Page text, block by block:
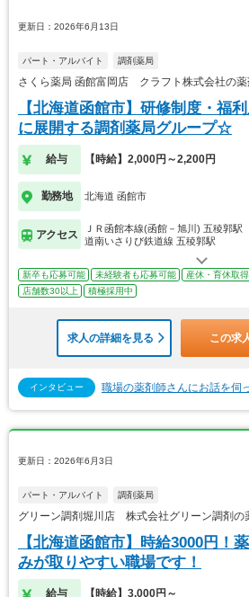
更新日：2026年6月13日
パート・アルバイト 調剤薬局
さくら薬局 函館富岡店 クラフト株式会社の薬
【北海道函館市】研修制度・福
に展開する調剤薬局グループ☆
給与 【時給】2,000円～2,200円
勤務地 北海道 函館市
アクセス
ＪＲ函館本線(函館－旭川) 五稜郭駅
道南いさりび鉄道線 五稜郭駅
新卒も応募可能 未経験者も応募可能 産休・育休取
店舗数30以上
積極採用中
求人の詳細を見る この求
インタビュー 職場の薬剤師さんにお話を伺
更新日：2026年6月3日
パート・アルバイト 調剤薬局
グリーン調剤堀川店 株式会社グリーン調剤の
【北海道函館市】時給3000円！
みが取りやすい職場です！
給与 【時給】3,000円～